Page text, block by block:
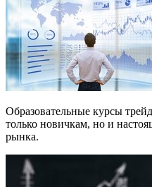
Образовательные курсы
только новичкам, но и
рынка.